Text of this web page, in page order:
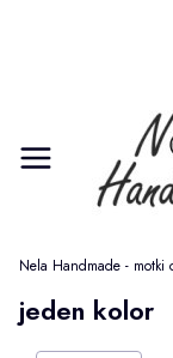
Menu
Nela Handmade - motki
jeden kolor